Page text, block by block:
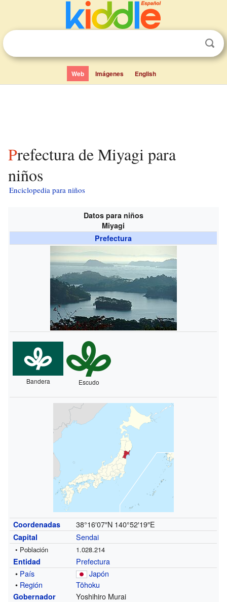
Web Imágenes English
Prefectura de Miyagi para
niños
Enciclopedia para niños
Datos para niños
Miyagi
Prefectura
Bandera Escudo
Coordenadas 38°16′07″N 140°52′19″E
Capital Sendai
• Población 1.028.214
Entidad
Prefectura
• País
Japón
• Región Tōhoku
Gobernador
Yoshihiro Murai